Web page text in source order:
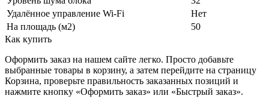
Удалённое управление Wi-Fi
Нет
На площадь (м2)
50
Как купить
Оформить заказ на нашем сайте легко. Просто добавьте
выбранные товары в корзину, а затем перейдите на страницу
Корзина, проверьте правильность заказанных позиций и
нажмите кнопку «Оформить заказ» или «Быстрый заказ».